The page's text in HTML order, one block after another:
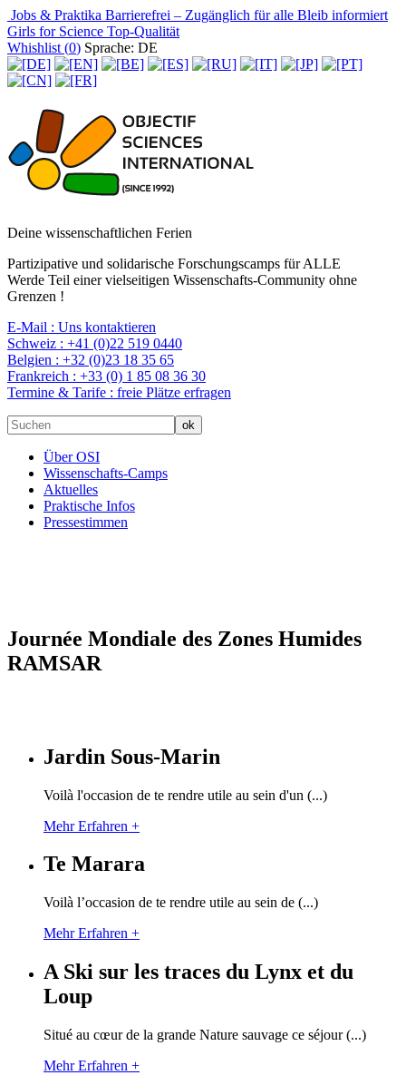
Jobs & Praktika Barrierefrei – Zugänglich für alle Bleib informiert
Girls for Science Top-Qualität
Whishlist (0) Sprache: DE
Deine wissenschaftlichen Ferien
Partizipative und solidarische Forschungscamps für ALLE
Werde Teil einer vielseitigen Wissenschafts-Community ohne
Grenzen !
E-Mail : Uns kontaktieren
Schweiz : +41 (0)22 519 0440
Belgien : +32 (0)23 18 35 65
Frankreich : +33 (0) 1 85 08 36 30
Termine & Tarife : freie Plätze erfragen
Über OSI
Wissenschafts-Camps
Aktuelles
Praktische Infos
Pressestimmen
Journée Mondiale des Zones Humides
RAMSAR
Jardin Sous-Marin
Voilà l'occasion de te rendre utile au sein d'un (...)
Mehr Erfahren +
Te Marara
Voilà l’occasion de te rendre utile au sein de (...)
Mehr Erfahren +
A Ski sur les traces du Lynx et du
Loup
Situé au cœur de la grande Nature sauvage ce séjour (...)
Mehr Erfahren +